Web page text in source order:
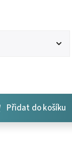
Přidat do košíku